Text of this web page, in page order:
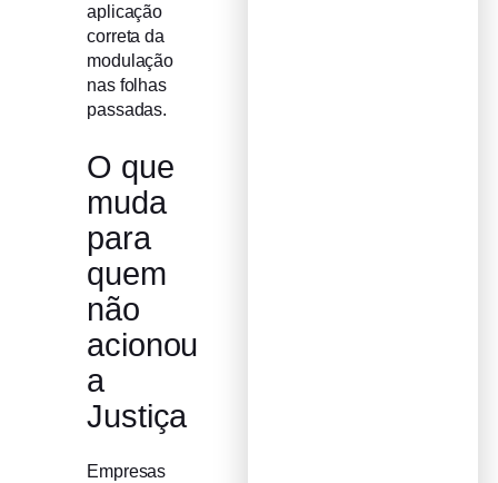
aplicação
correta da
modulação
nas folhas
passadas.
O que
muda
para
quem
não
acionou
a
Justiça
Empresas